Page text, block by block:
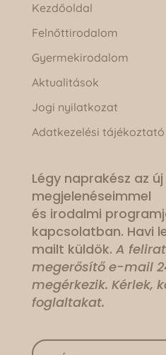
Kezdőoldal
Felnőttirodalom
Gyermekirodalom
Aktualitások
Jogi nyilatkozat
Adatkezelési tájékoztató
Légy naprakész az
megjelenéseimmel
és irodalmi
kapcsolatban. Havi
mailt küldök. A
megerősítő e-mail
megérkezik. Kérlek,
foglaltakat.